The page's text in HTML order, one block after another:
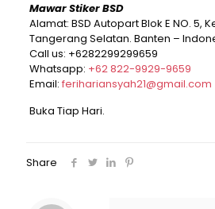
Mawar Stiker BSD
Alamat: BSD Autopart Blok E NO. 5,
Tangerang Selatan. Banten –
Call us: +6282299299659
Whatsapp: +62 822-9929-9659
Email: ferihariansyah21@gmail.com
Buka Tiap Hari.
Share